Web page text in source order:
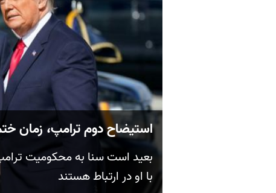
استیضاح دوم ترامپ، زمان
بعید است سنا به محکومیت
با او در ارتباط هستند